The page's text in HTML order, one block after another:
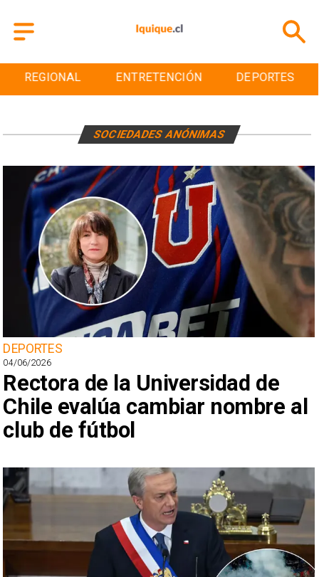
REGIONAL ENTRETENCIÓN DEPORTES
DEPORTES
04/06/2026
Rectora de la Universidad de
Chile evalúa cambiar nombre al
club de fútbol
SOCIEDADES ANÓNIMAS